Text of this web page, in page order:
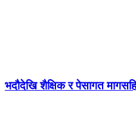
भदौदेखि शैक्षिक र पेसागत